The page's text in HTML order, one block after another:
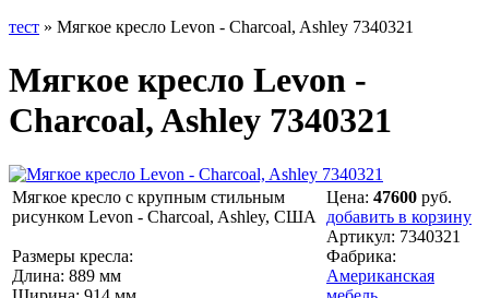
тест » Мягкое кресло Levon - Charcoal, Ashley 7340321
Мягкое кресло Levon -
Charcoal, Ashley 7340321
Мягкое кресло с крупным стильным
рисунком Levon - Charcoal, Ashley, США
Размеры кресла:
Длина: 889 мм
Цена: 47600 руб.
добавить в корзину
Артикул: 7340321
Фабрика:
Американская